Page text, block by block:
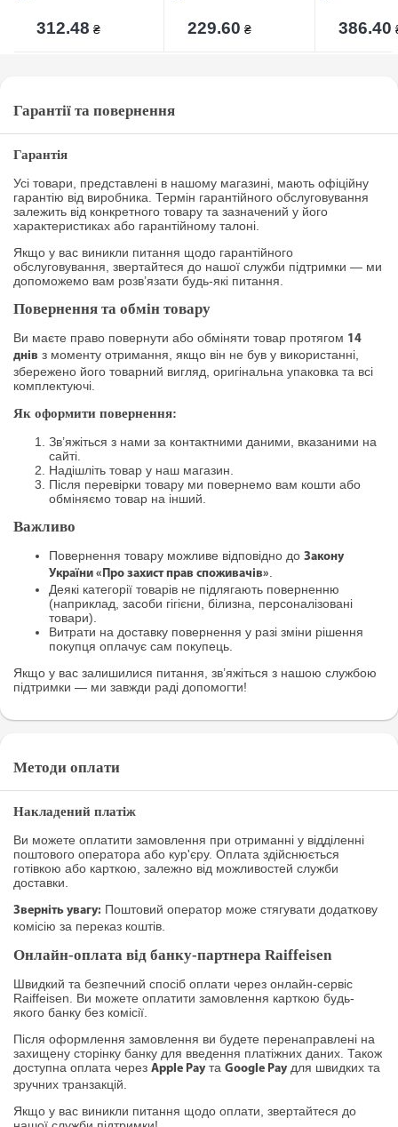
312.48 ₴ 229.60 ₴ 386.40
Гарантії та повернення
Гарантія
Усі товари, представлені в нашому магазині, мають офіційну
гарантію від виробника. Термін гарантійного обслуговування
залежить від конкретного товару та зазначений у його
характеристиках або гарантійному талоні.
Якщо у вас виникли питання щодо гарантійного
обслуговування, звертайтеся до нашої служби підтримки — ми
допоможемо вам розв’язати будь-які питання.
Повернення та обмін товару
Ви маєте право повернути або обміняти товар протягом 14
днів з моменту отримання, якщо він не був у використанні,
збережено його товарний вигляд, оригінальна упаковка та всі
комплектуючі.
Як оформити повернення:
Зв’яжіться з нами за контактними даними, вказаними на
сайті.
Надішліть товар у наш магазин.
Після перевірки товару ми повернемо вам кошти або
обміняємо товар на інший.
Важливо
Повернення товару можливе відповідно до Закону
України «Про захист прав споживачів».
Деякі категорії товарів не підлягають поверненню
(наприклад, засоби гігієни, білизна, персоналізовані
товари).
Витрати на доставку повернення у разі зміни рішення
покупця оплачує сам покупець.
Якщо у вас залишилися питання, зв’яжіться з нашою службою
підтримки — ми завжди раді допомогти!
Методи оплати
Накладений платіж
Ви можете оплатити замовлення при отриманні у відділенні
поштового оператора або кур'єру. Оплата здійснюється
готівкою або карткою, залежно від можливостей служби
доставки.
Зверніть увагу: Поштовий оператор може стягувати додаткову
комісію за переказ коштів.
Онлайн-оплата від банку-партнера Raiffeisen
Швидкий та безпечний спосіб оплати через онлайн-сервіс
Raiffeisen. Ви можете оплатити замовлення карткою будь-
якого банку без комісії.
Після оформлення замовлення ви будете перенаправлені на
захищену сторінку банку для введення платіжних даних. Також
доступна оплата через Apple Pay та Google Pay для швидких та
зручних транзакцій.
Якщо у вас виникли питання щодо оплати, звертайтеся до